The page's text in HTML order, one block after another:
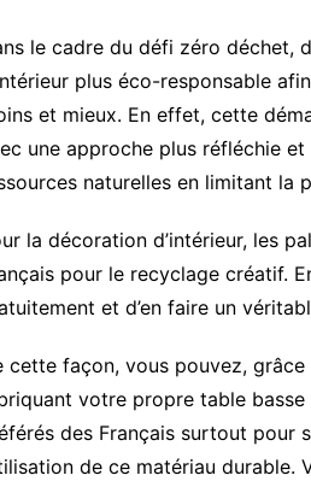
le cadre du défi zéro déchet,
plus éco-responsable
et mieux. En effet, cette
une approche plus réfléchie
naturelles en limitant la
la décoration d’intérieur, les
pour le recyclage créatif.
et d’en faire un
cette façon, vous pouvez,
votre propre table basse
des Français surtout pour
de ce matériau durable.